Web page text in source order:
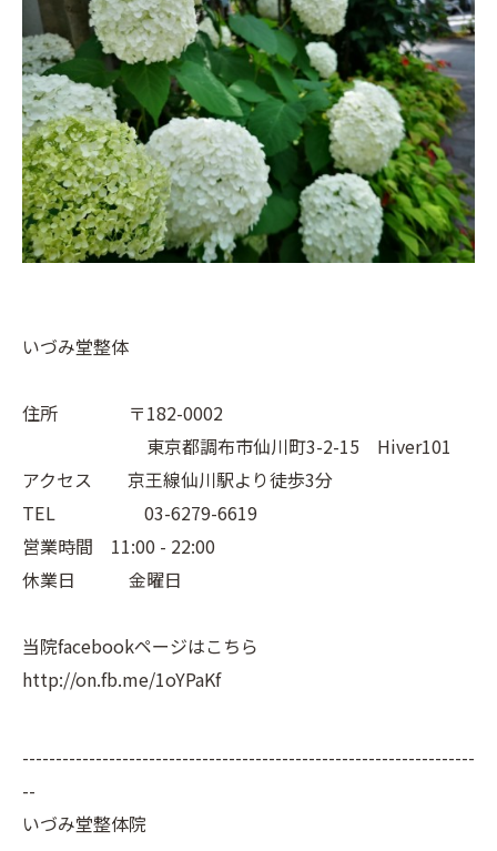
いづみ堂整体
住所 〒182-0002
東京都調布市仙川町3-2-15 Hiver101
アクセス 京王線仙川駅より徒歩3分
TEL 03-6279-6619
営業時間 11:00 - 22:00
休業日 金曜日
当院facebookページはこちら
http://on.fb.me/1oYPaKf
--------------------------------------------------------------------
--
いづみ堂整体院